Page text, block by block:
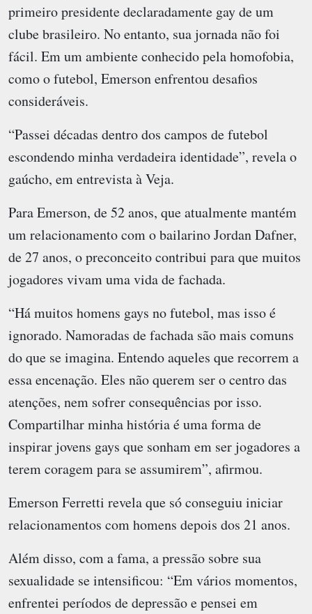
primeiro presidente declaradamente gay de um
clube brasileiro. No entanto, sua jornada não foi
fácil. Em um ambiente conhecido pela homofobia,
como o futebol, Emerson enfrentou desafios
consideráveis.
“Passei décadas dentro dos campos de futebol
escondendo minha verdadeira identidade”, revela o
gaúcho, em entrevista à Veja.
Para Emerson, de 52 anos, que atualmente mantém
um relacionamento com o bailarino Jordan Dafner,
de 27 anos, o preconceito contribui para que muitos
jogadores vivam uma vida de fachada.
“Há muitos homens gays no futebol, mas isso é
ignorado. Namoradas de fachada são mais comuns
do que se imagina. Entendo aqueles que recorrem a
essa encenação. Eles não querem ser o centro das
atenções, nem sofrer consequências por isso.
Compartilhar minha história é uma forma de
inspirar jovens gays que sonham em ser jogadores a
terem coragem para se assumirem”, afirmou.
Emerson Ferretti revela que só conseguiu iniciar
relacionamentos com homens depois dos 21 anos.
Além disso, com a fama, a pressão sobre sua
sexualidade se intensificou: “Em vários momentos,
enfrentei períodos de depressão e pensei em